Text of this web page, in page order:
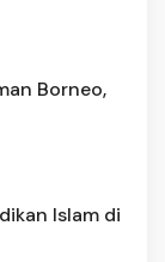
Borneo,
Islam di